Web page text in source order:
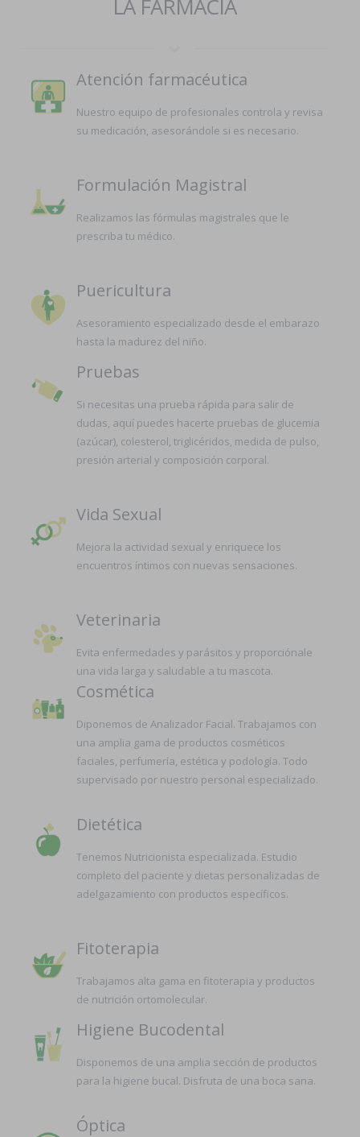
LA FARMACIA
Atención farmacéutica
Nuestro equipo de profesionales controla y revisa
su medicación, asesorándole si es necesario.
Formulación Magistral
Realizamos las fórmulas magistrales que le
prescriba tu médico.
Puericultura
Asesoramiento especializado desde el embarazo
hasta la madurez del niño.
Pruebas
Si necesitas una prueba rápida para salir de
dudas, aquí puedes hacerte pruebas de glucemia
(azúcar), colesterol, triglicéridos, medida de pulso,
presión arterial y composición corporal.
Vida Sexual
Mejora la actividad sexual y enriquece los
encuentros íntimos con nuevas sensaciones.
Veterinaria
Evita enfermedades y parásitos y proporciónale
una vida larga y saludable a tu mascota.
Cosmética
Diponemos de Analizador Facial. Trabajamos con
una amplia gama de productos cosméticos
faciales, perfumería, estética y podología. Todo
supervisado por nuestro personal especializado.
Dietética
Tenemos Nutricionista especializada. Estudio
completo del paciente y dietas personalizadas de
adelgazamiento con productos específicos.
Fitoterapia
Trabajamos alta gama en fitoterapia y productos
de nutrición ortomolecular.
Higiene Bucodental
Disponemos de una amplia sección de productos
para la higiene bucal. Disfruta de una boca sana.
Óptica